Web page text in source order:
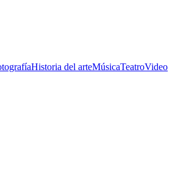
Historia del arteMúsicaTeatroVideo